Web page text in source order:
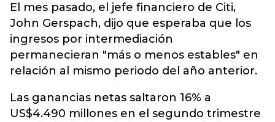
El mes pasado, el jefe financiero de Citi,
John Gerspach, dijo que esperaba que los
ingresos por intermediación
permanecieran "más o menos estables" en
relación al mismo periodo del año anterior.
Las ganancias netas saltaron 16% a
US$4.490 millones en el segundo trimestre